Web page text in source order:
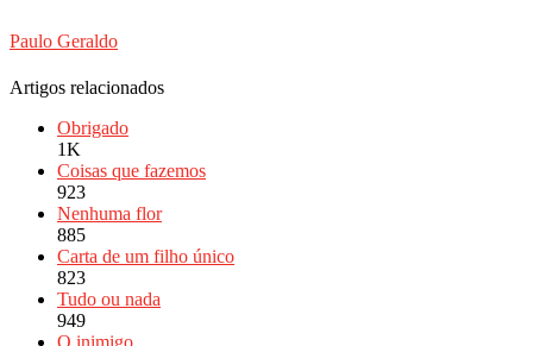
Paulo Geraldo
Artigos relacionados
Obrigado
1K
Coisas que fazemos
923
Nenhuma flor
885
Carta de um filho único
823
Tudo ou nada
949
O inimigo